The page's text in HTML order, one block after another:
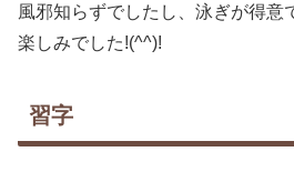
風邪知らずでしたし、泳ぎが得意
楽しみでした!(^^)!
習字